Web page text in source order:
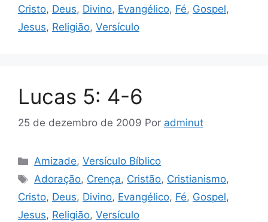
Cristo, Deus, Divino, Evangélico, Fé, Gospel,
Jesus, Religião, Versículo
Lucas 5: 4-6
25 de dezembro de 2009 Por adminut
Categorias
Amizade,Versículo Bíblico
Tags
Adoração, Crença, Cristão, Cristianismo,
Cristo, Deus, Divino, Evangélico, Fé, Gospel,
Jesus, Religião, Versículo